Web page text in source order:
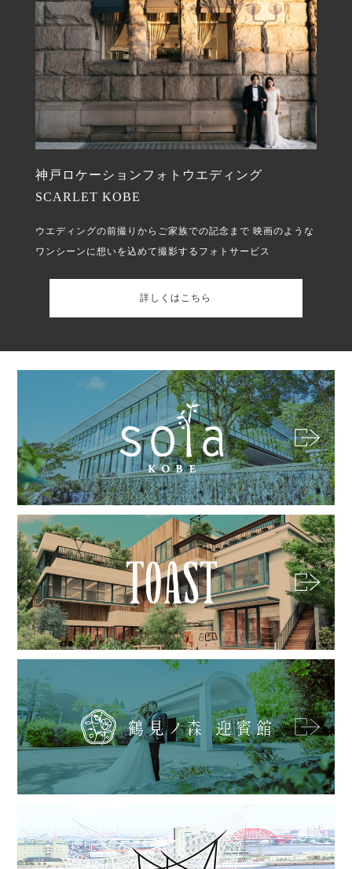
神戸ロケーションフォトウエディング
SCARLET KOBE
ウエディングの前撮りからご家族での記念まで 映画のような
ワンシーンに想いを込めて撮影するフォトサービス
詳しくはこちら